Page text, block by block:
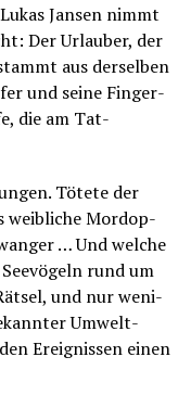
Jan­sen nimmt
Der Urlau­ber, der
aus der­sel­ben
und sei­ne Fin­ger­
die am Tat­
Töte­te der
weib­li­che Mord­op­
… Und wel­che
rund um
und nur weni­
Umwelt­
Ereig­nis­sen einen